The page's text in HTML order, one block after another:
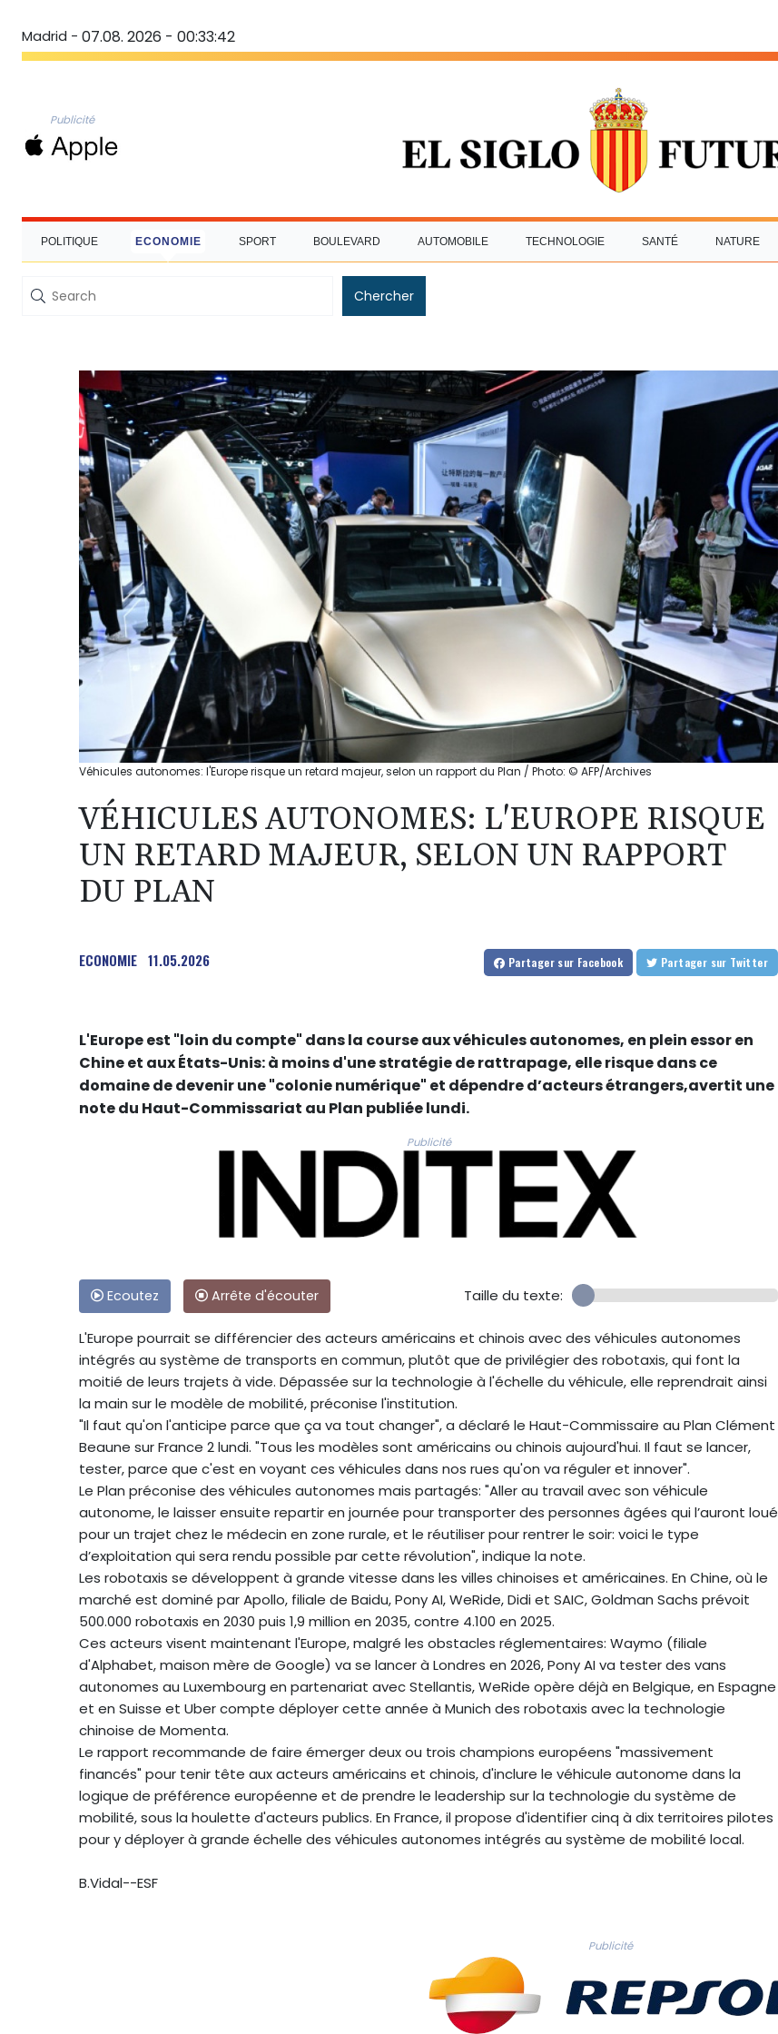
Madrid - 07.08. 2026 - 00:33:43
Publicité
POLITIQUE ECONOMIE SPORT BOULEVARD AUTOMOBILE TECHNOLOGIE SANTÉ NATURE
Chercher
Véhicules autonomes: l'Europe risque un retard majeur, selon un rapport du Plan / Photo: © AFP/Archives
VÉHICULES AUTONOMES: L'EUROPE RISQUE
UN RETARD MAJEUR, SELON UN RAPPORT
DU PLAN
ECONOMIE 11.05.2026 Partager sur Facebook Partager sur Twitter
L'Europe est "loin du compte" dans la course aux véhicules autonomes, en plein essor en
Chine et aux États-Unis: à moins d'une stratégie de rattrapage, elle risque dans ce
domaine de devenir une "colonie numérique" et dépendre d’acteurs étrangers,avertit une
note du Haut-Commissariat au Plan publiée lundi.
Publicité
Ecoutez Arrête d'écouter Taille du texte:
L'Europe pourrait se différencier des acteurs américains et chinois avec des véhicules autonomes
intégrés au système de transports en commun, plutôt que de privilégier des robotaxis, qui font la
moitié de leurs trajets à vide. Dépassée sur la technologie à l'échelle du véhicule, elle reprendrait ainsi
la main sur le modèle de mobilité, préconise l'institution.
"Il faut qu'on l'anticipe parce que ça va tout changer", a déclaré le Haut-Commissaire au Plan Clément
Beaune sur France 2 lundi. "Tous les modèles sont américains ou chinois aujourd'hui. Il faut se lancer,
tester, parce que c'est en voyant ces véhicules dans nos rues qu'on va réguler et innover".
Le Plan préconise des véhicules autonomes mais partagés: "Aller au travail avec son véhicule
autonome, le laisser ensuite repartir en journée pour transporter des personnes âgées qui l’auront loué
pour un trajet chez le médecin en zone rurale, et le réutiliser pour rentrer le soir: voici le type
d’exploitation qui sera rendu possible par cette révolution", indique la note.
Les robotaxis se développent à grande vitesse dans les villes chinoises et américaines. En Chine, où le
marché est dominé par Apollo, filiale de Baidu, Pony AI, WeRide, Didi et SAIC, Goldman Sachs prévoit
500.000 robotaxis en 2030 puis 1,9 million en 2035, contre 4.100 en 2025.
Ces acteurs visent maintenant l'Europe, malgré les obstacles réglementaires: Waymo (filiale
d'Alphabet, maison mère de Google) va se lancer à Londres en 2026, Pony AI va tester des vans
autonomes au Luxembourg en partenariat avec Stellantis, WeRide opère déjà en Belgique, en Espagne
et en Suisse et Uber compte déployer cette année à Munich des robotaxis avec la technologie
chinoise de Momenta.
Le rapport recommande de faire émerger deux ou trois champions européens "massivement
financés" pour tenir tête aux acteurs américains et chinois, d'inclure le véhicule autonome dans la
logique de préférence européenne et de prendre le leadership sur la technologie du système de
mobilité, sous la houlette d'acteurs publics. En France, il propose d'identifier cinq à dix territoires pilotes
pour y déployer à grande échelle des véhicules autonomes intégrés au système de mobilité local.
B.Vidal--ESF
Publicité